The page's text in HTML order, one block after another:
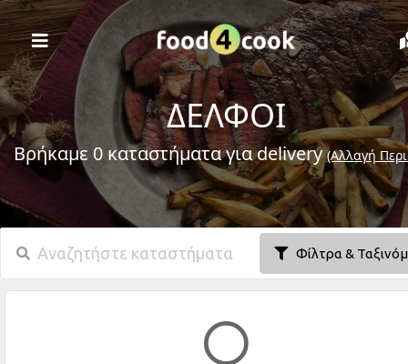
ΔΕΛΦΟΙ
Βρήκαμε 0 καταστήματα για delivery(Αλλαγή
Φίλτρα &